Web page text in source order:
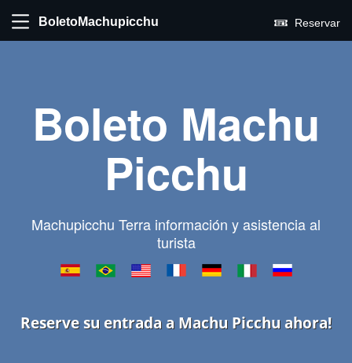
BoletoMachupicchu Reservar
Boleto Machu
Picchu
Machupicchu Terra información y asistencia al
turista
Reserve su entrada a Machu Picchu ahora!